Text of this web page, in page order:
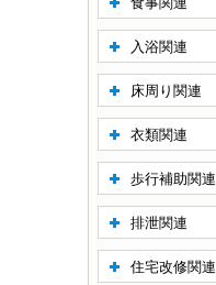
入浴関連
床周り関連
衣類関連
歩行補助関連
排泄関連
住宅改修関連